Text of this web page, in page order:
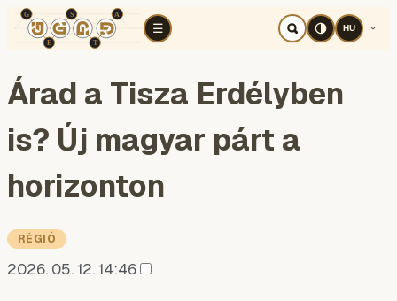
☰
TÉR KOGNITÍV HÁBORÚ
HU
Árad a Tisza Erdélyben
is? Új magyar párt a
horizonton
RÉGIÓ
2026. 05. 12. 14:46